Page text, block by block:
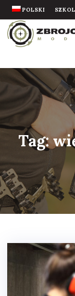
Skip
to
content
POLSKI
Tag: